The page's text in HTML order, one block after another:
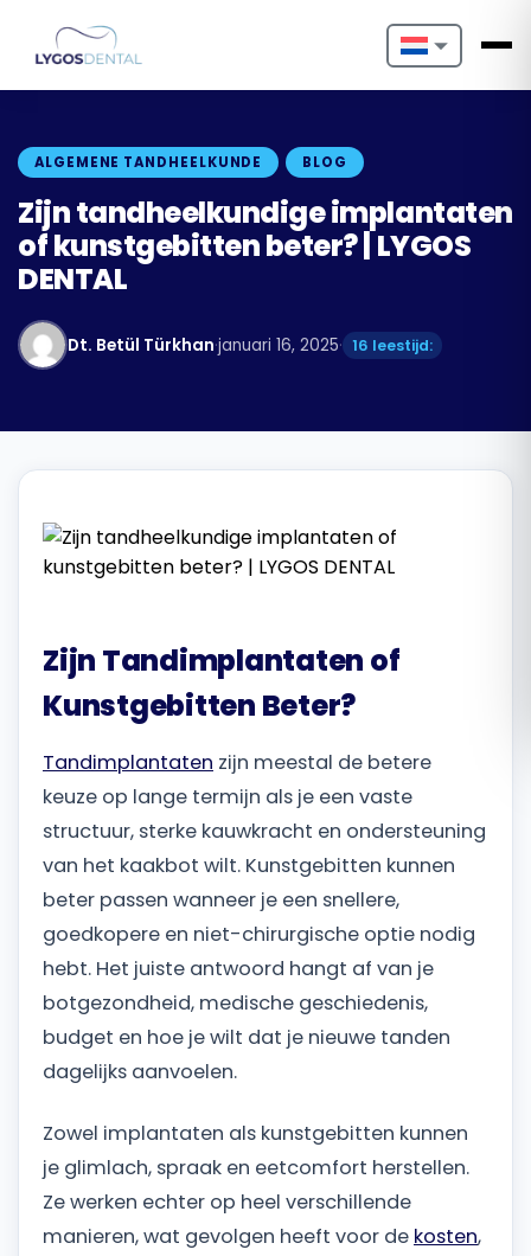
Nederlands
Français
Deutsch
Español
Italiano
Български
Română
ALGEMENE TANDHEELKUNDE BLOG
Zijn tandheelkundige implantaten
of kunstgebitten beter? | LYGOS
DENTAL
Dt. Betül Türkhan·januari 16, 2025· 16 leestijd:
Zijn Tandimplantaten of
Kunstgebitten Beter?
Tandimplantaten zijn meestal de betere
keuze op lange termijn als je een vaste
structuur, sterke kauwkracht en ondersteuning
van het kaakbot wilt. Kunstgebitten kunnen
beter passen wanneer je een snellere,
goedkopere en niet-chirurgische optie nodig
hebt. Het juiste antwoord hangt af van je
botgezondheid, medische geschiedenis,
budget en hoe je wilt dat je nieuwe tanden
dagelijks aanvoelen.
Zowel implantaten als kunstgebitten kunnen
je glimlach, spraak en eetcomfort herstellen.
Ze werken echter op heel verschillende
manieren, wat gevolgen heeft voor de kosten,